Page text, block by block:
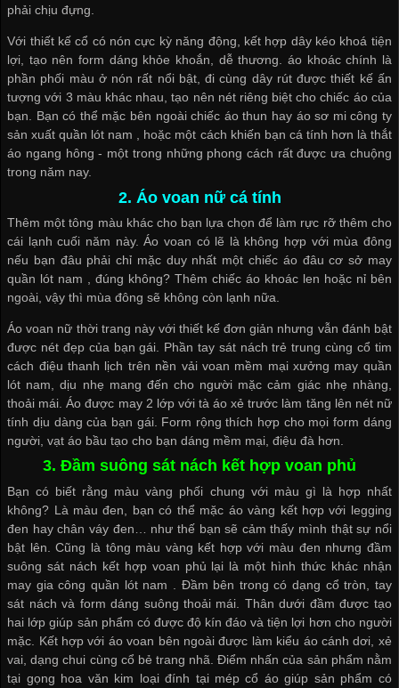
phải chịu đựng.
Với thiết kế cổ có nón cực kỳ năng động, kết hợp dây kéo khoá tiện
lợi, tạo nên form dáng khỏe khoắn, dễ thương. áo khoác chính là
phần phối màu ở nón rất nổi bật, đi cùng dây rút được thiết kế ấn
tượng với 3 màu khác nhau, tạo nên nét riêng biệt cho chiếc áo của
bạn. Bạn có thể mặc bên ngoài chiếc áo thun hay áo sơ micông ty
sản xuất quần lót nam , hoặc một cách khiến bạn cá tính hơn là thắt
áo ngang hông - một trong những phong cách rất được ưa chuộng
trong năm nay.
2. Áo voan nữ cá tính
Thêm một tông màu khác cho bạn lựa chọn để làm rực rỡ thêm cho
cái lạnh cuối năm này. Áo voan có lẽ là không hợp với mùa đông
nếu bạn đâu phải chỉ mặc duy nhất một chiếc áo đâucơ sở may
quần lót nam , đúng không? Thêm chiếc áo khoác len hoặc nỉ bên
ngoài, vậy thì mùa đông sẽ không còn lạnh nữa.
Áo voan nữ thời trang này với thiết kế đơn giản nhưng vẫn đánh bật
được nét đẹp của bạn gái. Phần tay sát nách trẻ trung cùng cổ tim
cách điệu thanh lịch trên nền vải voan mềm mạixưởng may quần
lót nam , dịu nhẹ mang đến cho người mặc cảm giác nhẹ nhàng,
thoải mái. Áo được may 2 lớp với tà áo xẻ trước làm tăng lên nét nữ
tính dịu dàng của bạn gái. Form rộng thích hợp cho mọi form dáng
người, vạt áo bầu tạo cho bạn dáng mềm mại, điệu đà hơn.
3. Đầm suông sát nách kết hợp voan phủ
Bạn có biết rằng màu vàng phối chung với màu gì là hợp nhất
không? Là màu đen, bạn có thể mặc áo vàng kết hợp với legging
đen hay chân váy đen… như thế bạn sẽ cảm thấy mình thật sự nổi
bật lên. Cũng là tông màu vàng kết hợp với màu đen nhưng đầm
suông sát nách kết hợp voan phủ lại là một hình thức khác nhận
may gia công quần lót nam . Đầm bên trong có dạng cổ tròn, tay
sát nách và form dáng suông thoải mái. Thân dưới đầm được tạo
hai lớp giúp sản phẩm có được độ kín đáo và tiện lợi hơn cho người
mặc. Kết hợp với áo voan bên ngoài được làm kiểu áo cánh dơi, xẻ
vai, dạng chui cùng cổ bẻ trang nhã. Điểm nhấn của sản phẩm nằm
tại gọng hoa văn kim loại đính tại mép cổ áo giúp sản phẩm có